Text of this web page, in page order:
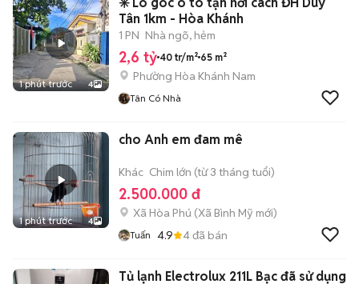
1 phút trước 4
Tân 1km - Hòa Khánh
1 PN Nhà ngõ, hẻm
2,6 tỷ 40 tr/m² 65 m²
Phường Hòa Khánh Nam
Tân Có Nhà
1 phút trước 4
cho Anh em đam mê
Khác Chim lớn (từ 3 tháng tuổi)
2.500.000 đ
Xã Hòa Phú (Xã Bình Mỹ mới)
Tuấn 4.9 4đã bán
Tủ lạnh Electrolux 211L Bạc đã sử dụng